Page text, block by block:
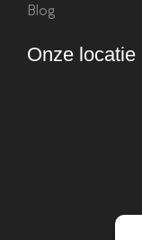
Blog
Onze locatie